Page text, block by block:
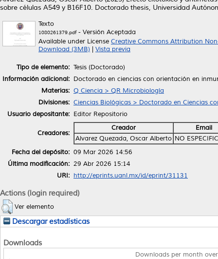
sobre células A549 y B16F10. Doctorado thesis, Universidad
Texto
1080261379.pdf- Versión Aceptada
Available under License Creative Commons Attribution
Download (3MB)
Vista previa
Tipo de elemento: Tesis (Doctorado)
Información adicional: Doctorado en ciencias con orientación en
Materias: Q Ciencia > QR Microbiología
Divisiones: Ciencias Biológicas > Doctorado en Ciencias
Usuario depositante: Editor Repositorio
Creadores:
Creador
Email
Alvarez Quezada, Oscar Alberto NO
Fecha del depósito: 09 Mar 2026 14:56
Última modificación: 29 Abr 2026 15:14
URI: http://eprints.uanl.mx/id/eprint/31131
Actions (login required)
Ver elemento
Descargar estadísticas
Downloads
Downloads per month